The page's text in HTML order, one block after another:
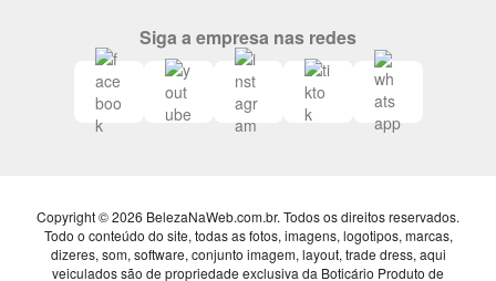
Siga a empresa nas redes
Copyright © 2026 BelezaNaWeb.com.br. Todos os direitos reservados.
Todo o conteúdo do site, todas as fotos, imagens, logotipos, marcas,
dizeres, som, software, conjunto imagem, layout, trade dress, aqui
veiculados são de propriedade exclusiva da Boticário Produto de